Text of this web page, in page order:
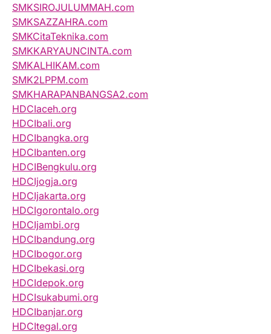
SMKSIROJULUMMAH.com
SMKSAZZAHRA.com
SMKCitaTeknika.com
SMKKARYAUNCINTA.com
SMKALHIKAM.com
SMK2LPPM.com
SMKHARAPANBANGSA2.com
HDCIaceh.org
HDCIbali.org
HDCIbangka.org
HDCIbanten.org
HDCIBengkulu.org
HDCIjogja.org
HDCIjakarta.org
HDCIgorontalo.org
HDCIjambi.org
HDCIbandung.org
HDCIbogor.org
HDCIbekasi.org
HDCIdepok.org
HDCIsukabumi.org
HDCIbanjar.org
HDCItegal.org